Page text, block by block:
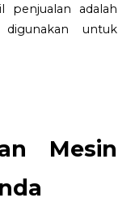
penjualan adalah
untuk
Mesin